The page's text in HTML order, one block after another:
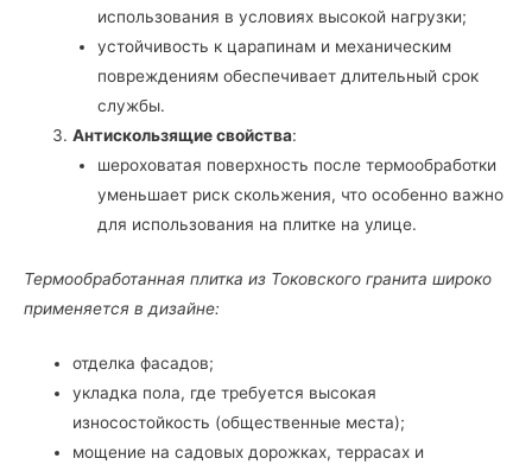
использования в условиях высокой нагрузки;
устойчивость к царапинам и механическим
повреждениям обеспечивает длительный срок
службы.
Антискользящие свойства:
шероховатая поверхность после термообработки
уменьшает риск скольжения, что особенно важно
для использования на плитке на улице.
Термообработанная плитка из Токовского гранита широко
применяется в дизайне:
отделка фасадов;
укладка пола, где требуется высокая
износостойкость (общественные места);
мощение на садовых дорожках, террасах и